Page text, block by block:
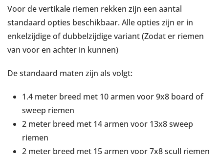
Voor de vertikale riemen rekken zijn een aantal
standaard opties beschikbaar. Alle opties zijn er in
enkelzijdige of dubbelzijdige variant (Zodat er riemen
van voor en achter in kunnen)
De standaard maten zijn als volgt:
1.4 meter breed met 10 armen voor 9x8 board of
sweep riemen
2 meter breed met 14 armen voor 13x8 sweep
riemen
2 meter breed met 15 armen voor 7x8 scull riemen